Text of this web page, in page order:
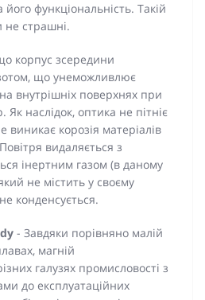
функціональність. Такій
не страшні.
корпус зсередини
що унеможливлює
внутрішніх поверхнях при
наслідок, оптика не пітніє
виникає корозія матеріалів
видаляється з
інертним газом (в даному
не містить у своєму
конденсується.
- Завдяки порівняно малій
магній
галузях промисловості з
до експлуатаційних